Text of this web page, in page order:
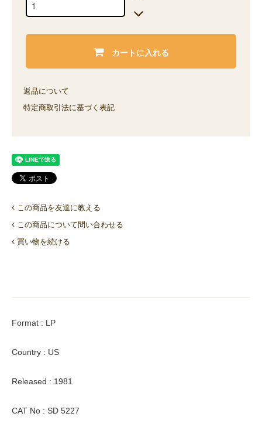
カートに入れる
返品について
特定商取引法に基づく表記
この商品を友達に教える
この商品について問い合わせる
買い物を続ける
Format : LP
Country : US
Released : 1981
CAT No : SD 5227